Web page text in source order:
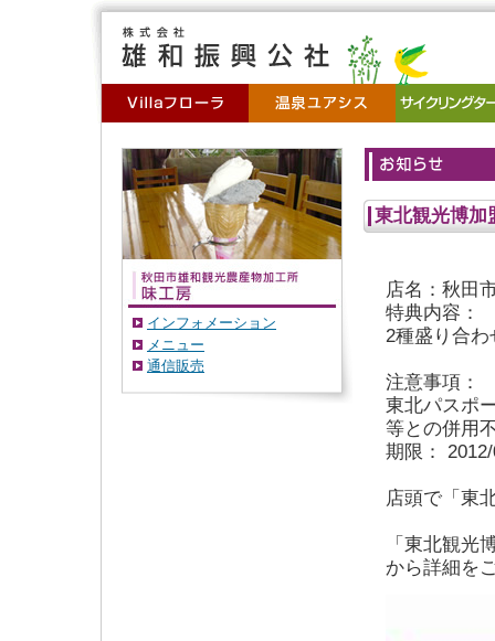
東北観光博加
店名：秋田
特典内容：
2種盛り合わ
注意事項：
東北パスポ
等との併用
期限：
店頭で「東
「東北観光
から詳細を
インフォメーション
メニュー
通信販売